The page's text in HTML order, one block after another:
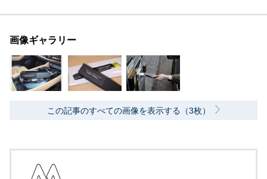
画像ギャラリー
この記事のすべての画像を表示する（3枚）